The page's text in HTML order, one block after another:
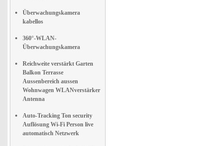
Überwachungskamera
kabellos
360°-WLAN-
Überwachungskamera
Reichweite verstärkt Garten
Balkon Terrasse
Aussenbereich aussen
Wohnwagen WLANverstärker
Antenna
Auto-Tracking Ton security
Auflösung Wi-Fi Person live
automatisch Netzwerk